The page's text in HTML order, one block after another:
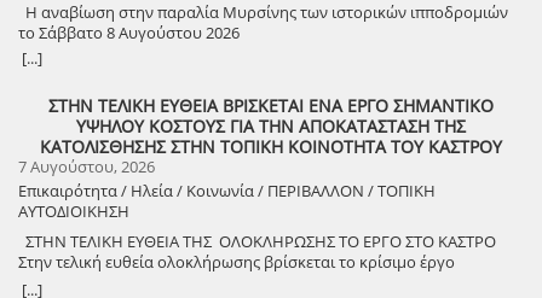
Η αναβίωση στην παραλία Μυρσίνης των ιστορικών ιπποδρομιών
το Σάββατο 8 Αυγούστου 2026
[...]
ΣΤΗΝ ΤΕΛΙΚΗ ΕΥΘΕΙΑ ΒΡΙΣΚΕΤΑΙ ΕΝΑ ΕΡΓΟ ΣΗΜΑΝΤΙΚΟ
ΥΨΗΛΟΥ ΚΟΣΤΟΥΣ ΓΙΑ ΤΗΝ ΑΠΟΚΑΤΑΣΤΑΣΗ ΤΗΣ
ΚΑΤΟΛΙΣΘΗΣΗΣ ΣΤΗΝ ΤΟΠΙΚΗ ΚΟΙΝΟΤΗΤΑ ΤΟΥ ΚΑΣΤΡΟΥ
7 Αυγούστου, 2026
Επικαιρότητα / Ηλεία / Κοινωνία / ΠΕΡΙΒΑΛΛΟΝ / ΤΟΠΙΚΗ
ΑΥΤΟΔΙΟΙΚΗΣΗ
ΣΤΗΝ ΤΕΛΙΚΗ ΕΥΘΕΙΑ ΤΗΣ ΟΛΟΚΛΗΡΩΣΗΣ ΤΟ ΕΡΓΟ ΣΤΟ ΚΑΣΤΡΟ
Στην τελική ευθεία ολοκλήρωσης βρίσκεται το κρίσιμο έργο
αποκατάστασης της κατολίσθησης στην Τ.Κ. Κάστρου,
[...]